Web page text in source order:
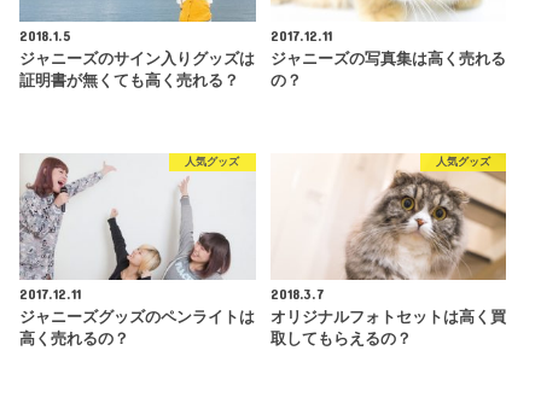
2018.1.5
ジャニーズのサイン入りグッズは
証明書が無くても高く売れる？
2017.12.11
ジャニーズの写真集は高く売れる
の？
人気グッズ
2017.12.11
ジャニーズグッズのペンライトは
高く売れるの？
人気グッズ
2018.3.7
オリジナルフォトセットは高く買
取してもらえるの？